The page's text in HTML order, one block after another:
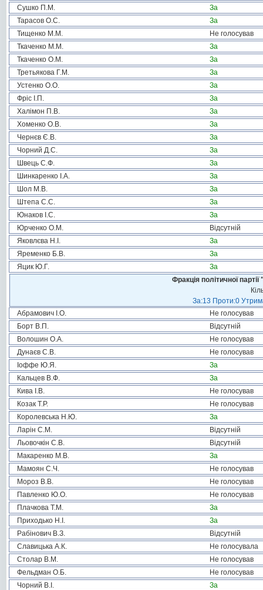
Сушко П.М.
За
Тарасов О.С.
За
Тищенко М.М.
Не голосував
Ткаченко М.М.
За
Ткаченко О.М.
За
Третьякова Г.М.
За
Устенко О.О.
За
Фріс І.П.
За
Халімон П.В.
За
Хоменко О.В.
За
Чернєв Є.В.
За
Чорний Д.С.
За
Швець С.Ф.
За
Шинкаренко І.А.
За
Шол М.В.
За
Штепа С.С.
За
Юнаков І.С.
За
Юрченко О.М.
Відсутній
Яковлєва Н.І.
За
Яременко Б.В.
За
Яцик Ю.Г.
За
Фракція політичної
За:13 Проти:0
Абрамович І.О.
Не голосував
Борт В.П.
Відсутній
Волошин О.А.
Не голосував
Дунаєв С.В.
Не голосував
Іоффе Ю.Я.
За
Кальцев В.Ф.
За
Кива І.В.
Не голосував
Козак Т.Р.
Не голосував
Королевська Н.Ю.
За
Ларін С.М.
Відсутній
Льовочкін С.В.
Відсутній
Макаренко М.В.
За
Мамоян С.Ч.
Не голосував
Мороз В.В.
Не голосував
Павленко Ю.О.
Не голосував
Плачкова Т.М.
За
Приходько Н.І.
За
Рабінович В.З.
Відсутній
Славицька А.К.
Не голосувала
Столар В.М.
Не голосував
Фельдман О.Б.
Не голосував
Чорний В.І.
За